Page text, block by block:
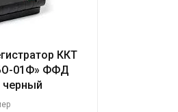
ККТ
01Ф» ФФД
черный